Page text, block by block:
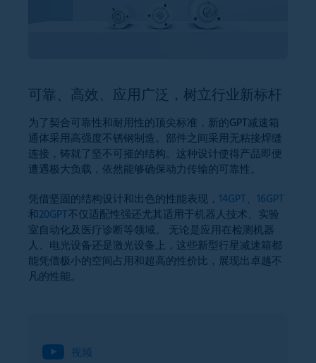
可靠、高效、应用广泛，树立行业新标杆
为了契合可靠性和耐用性的顶尖标准，新的GPT减速箱
通体采用高强度不锈钢制造。部件之间采用无粘接焊缝
连接，铸就了坚不可摧的结构。这种设计使得产品即便
遭遇极大负载，依然能够确保动力传输的可靠性。
凭借坚固的结构设计和出色的性能表现， 14GPT、 16GPT
和20GPT不仅适配性强还尤其适用于机器人技术、实验
室自动化及医疗诊断等领域。 无论是应用在检测机器
人、电光设备还是激光设备上，这些新型行星减速箱都
能凭借极小的空间占用和超高的性价比，展现出卓越不
凡的性能。
视频